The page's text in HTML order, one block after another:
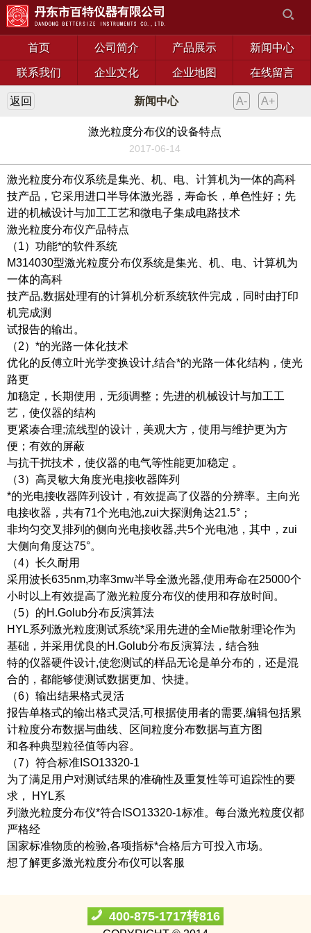
首页 公司简介 产品展示 新闻中心
联系我们 企业文化 企业地图 在线留言
返回 新闻中心 A- A+
激光粒度分布仪的设备特点
2017-06-14
激光粒度分布仪系统是集光、机、电、计算机为一体的高科
技产品，它采用进口半导体激光器，寿命长，单色性好；先
进的机械设计与加工工艺和微电子集成电路技术
激光粒度分布仪产品特点
（1）功能*的软件系统
M314030型激光粒度分布仪系统是集光、机、电、计算机为
一体的高科
技产品,数据处理有的计算机分析系统软件完成，同时由打印
机完成测
试报告的输出。
（2）*的光路一体化技术
优化的反傅立叶光学变换设计,结合*的光路一体化结构，使光
路更
加稳定，长期使用，无须调整；先进的机械设计与加工工
艺，使仪器的结构
更紧凑合理;流线型的设计，美观大方，使用与维护更为方
便；有效的屏蔽
与抗干扰技术，使仪器的电气等性能更加稳定 。
（3）高灵敏大角度光电接收器阵列
*的光电接收器阵列设计，有效提高了仪器的分辨率。主向光
电接收器，共有71个光电池,zui大探测角达21.5°；
非均匀交叉排列的侧向光电接收器,共5个光电池，其中，zui
大侧向角度达75°。
（4）长久耐用
采用波长635nm,功率3mw半导全激光器,使用寿命在25000个
小时以上有效提高了激光粒度分布仪的使用和存放时间。
（5）的H.Golub分布反演算法
HYL系列激光粒度测试系统*采用先进的全Mie散射理论作为
基础，并采用优良的H.Golub分布反演算法，结合独
特的仪器硬件设计,使您测试的样品无论是单分布的，还是混
合的，都能够使测试数据更加、快捷。
（6）输出结果格式灵活
报告单格式的输出格式灵活,可根据使用者的需要,编辑包括累
计粒度分布数据与曲线、区间粒度分布数据与直方图
和各种典型粒径值等内容。
（7）符合标准ISO13320-1
为了满足用户对测试结果的准确性及重复性等可追踪性的要
求， HYL系
列激光粒度分布仪*符合ISO13320-1标准。每台激光粒度仪都
严格经
国家标准物质的检验,各项指标*合格后方可投入市场。
想了解更多激光粒度分布仪可以客服
400-875-1717转816